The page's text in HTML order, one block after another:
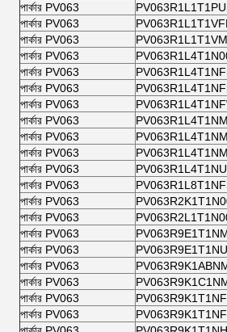
পার্কার PV063
পার্কার PV063
পার্কার PV063
পার্কার PV063
পার্কার PV063
পার্কার PV063
পার্কার PV063
পার্কার PV063
পার্কার PV063
পার্কার PV063
পার্কার PV063
পার্কার PV063
পার্কার PV063
পার্কার PV063
পার্কার PV063
পার্কার PV063
পার্কার PV063
পার্কার PV063
পার্কার PV063
পার্কার PV063